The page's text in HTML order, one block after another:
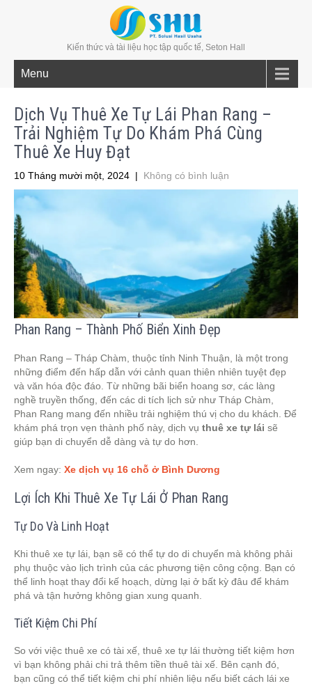
Kiến thức và tài liệu học tập quốc tế, Seton Hall
Menu
Dịch Vụ Thuê Xe Tự Lái Phan Rang –
Trải Nghiệm Tự Do Khám Phá Cùng
Thuê Xe Huy Đạt
10 Tháng mười một, 2024 | Không có bình luận
Phan Rang – Thành Phố Biển Xinh Đẹp
Phan Rang – Tháp Chàm, thuộc tỉnh Ninh Thuận, là một trong
những điểm đến hấp dẫn với cảnh quan thiên nhiên tuyệt đẹp
và văn hóa độc đáo. Từ những bãi biển hoang sơ, các làng
nghề truyền thống, đến các di tích lịch sử như Tháp Chàm,
Phan Rang mang đến nhiều trải nghiệm thú vị cho du khách. Để
khám phá trọn vẹn thành phố này, dịch vụ thuê xe tự lái sẽ
giúp bạn di chuyển dễ dàng và tự do hơn.
Xem ngay: Xe dịch vụ 16 chỗ ở Bình Dương
Lợi Ích Khi Thuê Xe Tự Lái Ở Phan Rang
Tự Do Và Linh Hoạt
Khi thuê xe tự lái, bạn sẽ có thể tự do di chuyển mà không phải
phụ thuộc vào lịch trình của các phương tiện công cộng. Bạn có
thể linh hoạt thay đổi kế hoạch, dừng lại ở bất kỳ đâu để khám
phá và tận hưởng không gian xung quanh.
Tiết Kiệm Chi Phí
So với việc thuê xe có tài xế, thuê xe tự lái thường tiết kiệm hơn
vì bạn không phải chi trả thêm tiền thuê tài xế. Bên cạnh đó,
bạn cũng có thể tiết kiệm chi phí nhiên liệu nếu biết cách lái xe